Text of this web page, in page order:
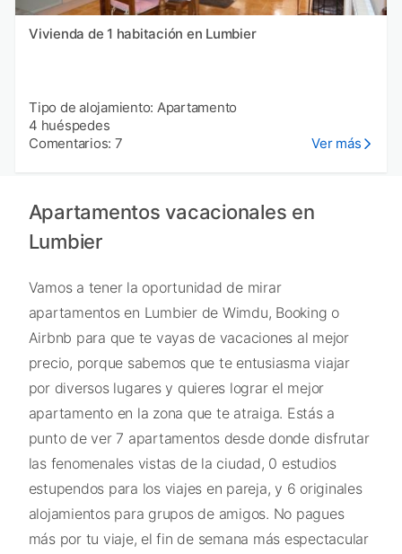
Vivienda de 1 habitación en Lumbier
Tipo de alojamiento: Apartamento
4 huéspedes
Comentarios: 7
Ver más
Apartamentos vacacionales en
Lumbier
Vamos a tener la oportunidad de mirar
apartamentos en Lumbier de Wimdu, Booking o
Airbnb para que te vayas de vacaciones al mejor
precio, porque sabemos que te entusiasma viajar
por diversos lugares y quieres lograr el mejor
apartamento en la zona que te atraiga. Estás a
punto de ver 7 apartamentos desde donde disfrutar
las fenomenales vistas de la ciudad, 0 estudios
estupendos para los viajes en pareja, y 6 originales
alojamientos para grupos de amigos. No pagues
más por tu viaje, el fin de semana más espectacular